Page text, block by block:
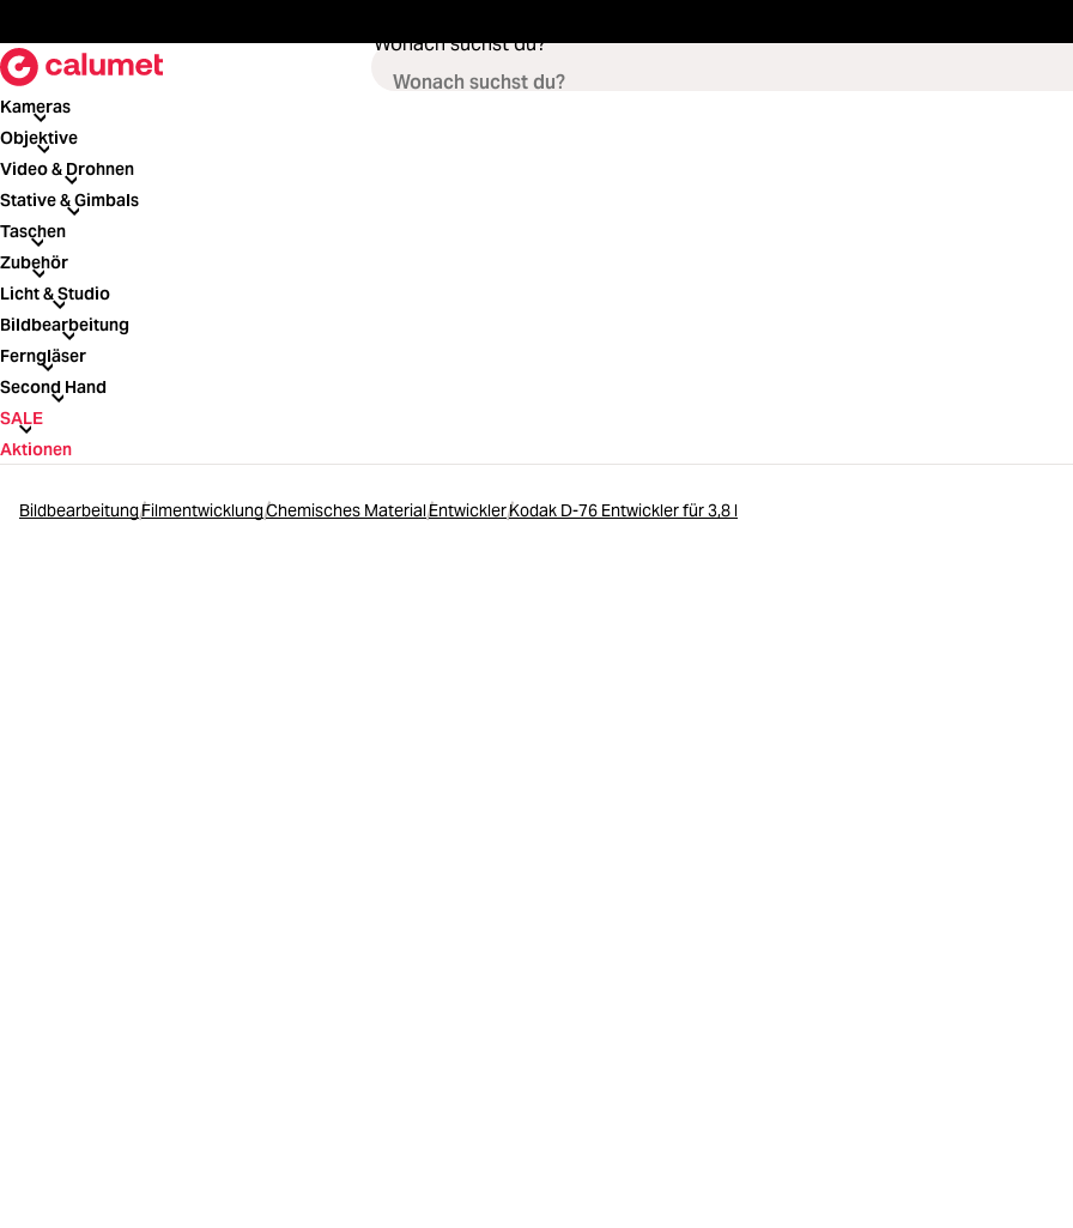
Wonach suchst du?
Kameras
Kameras
Objektive
Objektive
Video & Drohnen
Video & Drohnen
Stative & Gimbals
Stative & Gimbals
Taschen
Taschen
Zubehör
Zubehör
Licht & Studio
Licht & Studio
Bildbearbeitung
Bildbearbeitung
Ferngläser
Ferngläser
Second Hand
Second Hand
SALE
SALE
Aktionen
BildbearbeitungFilmentwicklungChemisches MaterialEntwicklerKodak D-76 Entwickler für 3,8 l